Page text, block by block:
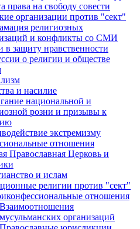
права на свободу совести
организации против "сект"
религиозных
и конфликты со СМИ
в защиту нравственности
о религии и обществе
и насилие
национальной и
розни и призывы к
экстремизму
отношения
Православная Церковь и
и ислам
религии против "сект"
отношения
Взаимоотношения
мусульманских организаций